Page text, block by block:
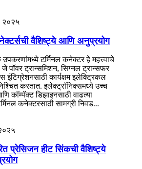
२०२५
वैशिष्ट्ये आणि अनुप्रयोग
टर्मिनल कनेक्टर हे महत्त्वाचे
पॉवर ट्रान्समिशन, सिग्नल ट्रान्सफर
इंटिग्रेशनसाठी कार्यक्षम इलेक्ट्रिकल
करतात. इलेक्ट्रॉनिक्समध्ये उच्च
कॉम्पॅक्ट डिझाइनसाठी वाढत्या
कनेक्टरसाठी सामग्री निवड...
प्रेसिजन हीट सिंकची वैशिष्ट्ये